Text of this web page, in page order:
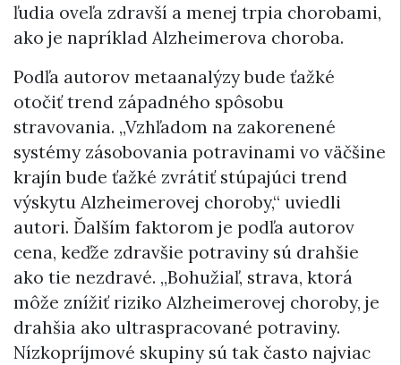
ľudia oveľa zdravší a menej trpia chorobami,
ako je napríklad Alzheimerova choroba.
Podľa autorov metaanalýzy bude ťažké
otočiť trend západného spôsobu
stravovania. „Vzhľadom na zakorenené
systémy zásobovania potravinami vo väčšine
krajín bude ťažké zvrátiť stúpajúci trend
výskytu Alzheimerovej choroby,“ uviedli
autori. Ďalším faktorom je podľa autorov
cena, keďže zdravšie potraviny sú drahšie
ako tie nezdravé. „Bohužiaľ, strava, ktorá
môže znížiť riziko Alzheimerovej choroby, je
drahšia ako ultraspracované potraviny.
Nízkopríjmové skupiny sú tak často najviac